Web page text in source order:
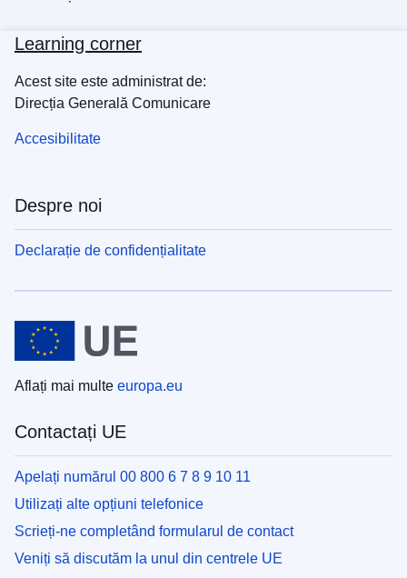
Learning corner
Acest site este administrat de:
Direcția Generală Comunicare
Accesibilitate
Despre noi
Declarație de confidențialitate
Aflați mai multe europa.eu
Contactați UE
Apelați numărul 00 800 6 7 8 9 10 11
Utilizați alte opțiuni telefonice
Scrieți-ne completând formularul de contact
Veniți să discutăm la unul din centrele UE